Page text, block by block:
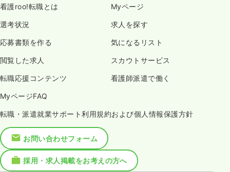
看護roo!転職とは Myページ
選考状況 求人を探す
応募書類を作る 気になるリスト
閲覧した求人 スカウトサービス
転職応援コンテンツ 看護師派遣で働く
MyページFAQ
転職・派遣就業サポート利用規約および個人情報保護方針
お問い合わせフォーム
採用・求人掲載をお考えの方へ